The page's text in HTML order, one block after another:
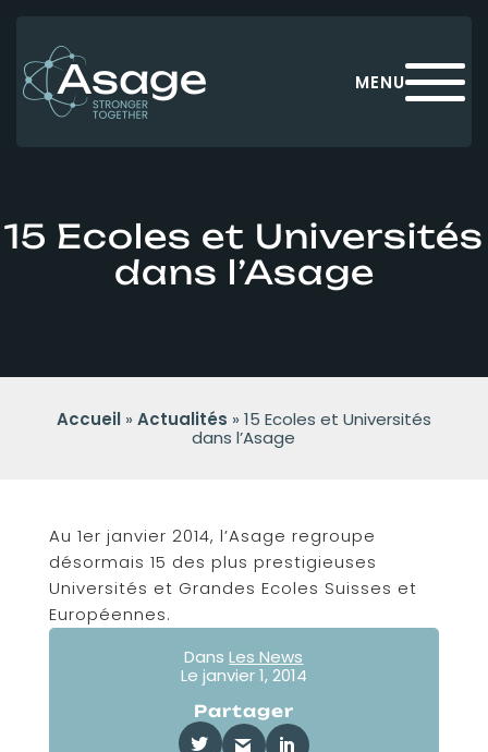
MENU
15 Ecoles et Universités
dans l’Asage
Accueil» Actualités » 15 Ecoles et Universités
dans l’Asage
Au 1er janvier 2014, l’Asage regroupe
désormais 15 des plus prestigieuses
Universités et Grandes Ecoles Suisses et
Européennes.
DansLes News
Le janvier 1, 2014
Partager